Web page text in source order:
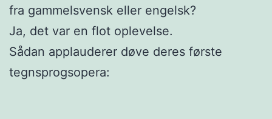
fra gammelsvensk eller engelsk?
Ja, det var en flot oplevelse.
Sådan applauderer døve deres første
tegnsprogsopera: